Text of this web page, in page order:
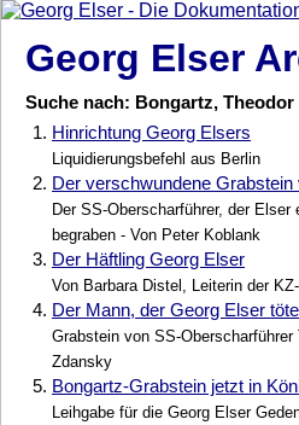
Georg Elser
Suche nach: Bongartz,
1. Hinrichtung Georg Elsers
Liquidierungsbefehl aus Berlin
2. Der verschwundene
Der SS-Oberscharführer, der
begraben - Von Peter Koblank
3. Der Häftling Georg Elser
Von Barbara Distel, Leiterin der
4. Der Mann, der Georg Elser
Grabstein von SS-Oberscharführer
Zdansky
5. Bongartz-Grabstein jetzt in
Leihgabe für die Georg Elser